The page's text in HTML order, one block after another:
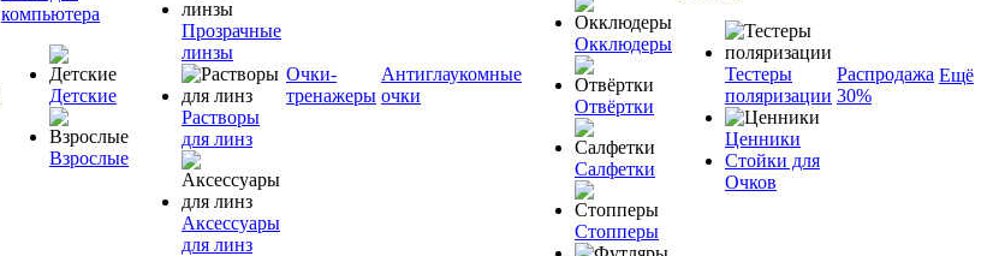
компьютера
Детские
Взрослые
Прозрачные
линзы
Растворы
для линз
Аксессуары
для линз
Очки-
тренажеры
Антиглаукомные
очки
Окклюдеры
Отвёртки
Салфетки
Стопперы
Тестеры
поляризации
Ценники
Стойки для
Очков
Распродажа
30%
Ещё